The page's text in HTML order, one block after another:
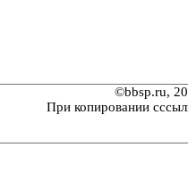
©bbsp.ru,
При копировании